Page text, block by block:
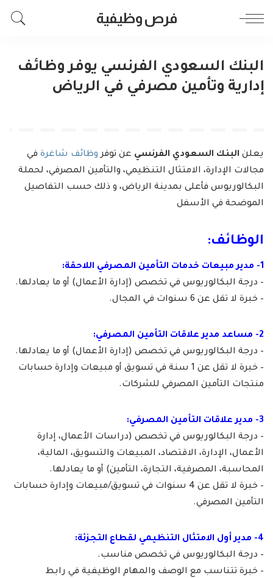
فرص وظيفية
البنك السعودي الفرنسي يوفر وظائف
إدارية وتأمين مصرفي في الرياض
يعلن البنك السعودي الفرنسي عن توفروظائف شاغرة في
مجالات الإدارة، الامتثال التنظيمي، والتأمين المصرفي، لحملة
البكالوريوس فأعلى بمدينة الرياض، و ذلك حسب التفاصيل
الموضحة في الأسفل
الوظائف:
1- مدير مبيعات خدمات التأمين المصرفي اللاحقة:
– درجة البكالوريوس في تخصص (إدارة الأعمال) أو ما يعادلها.
– خبرة لا تقل عن 6 سنوات في المجال.
2- مساعد مدير علاقات التأمين المصرفي:
– درجة البكالوريوس في تخصص (إدارة الأعمال) أو ما يعادلها.
– خبرة لا تقل عن 1 سنة في تسويق أو مبيعات وإدارة حسابات
منتجات التأمين المصرفي للشركات.
3- مدير علاقات التأمين المصرفي:
– درجة البكالوريوس في تخصص (دراسات الأعمال، إدارة
الأعمال، الإدارة، الاقتصاد، المبيعات والتسويق، المالية،
المحاسبة، المصرفية، التجارة، التأمين) أو ما يعادلها.
– خبرة لا تقل عن 4 سنوات في تسويق/مبيعات وإدارة حسابات
التأمين المصرفي.
4- مدير أول الامتثال التنظيمي لقطاع التجزئة:
– درجة البكالوريوس في تخصص مناسب.
– خبرة تتناسب مع الوصف والمهام الوظيفية في رابط